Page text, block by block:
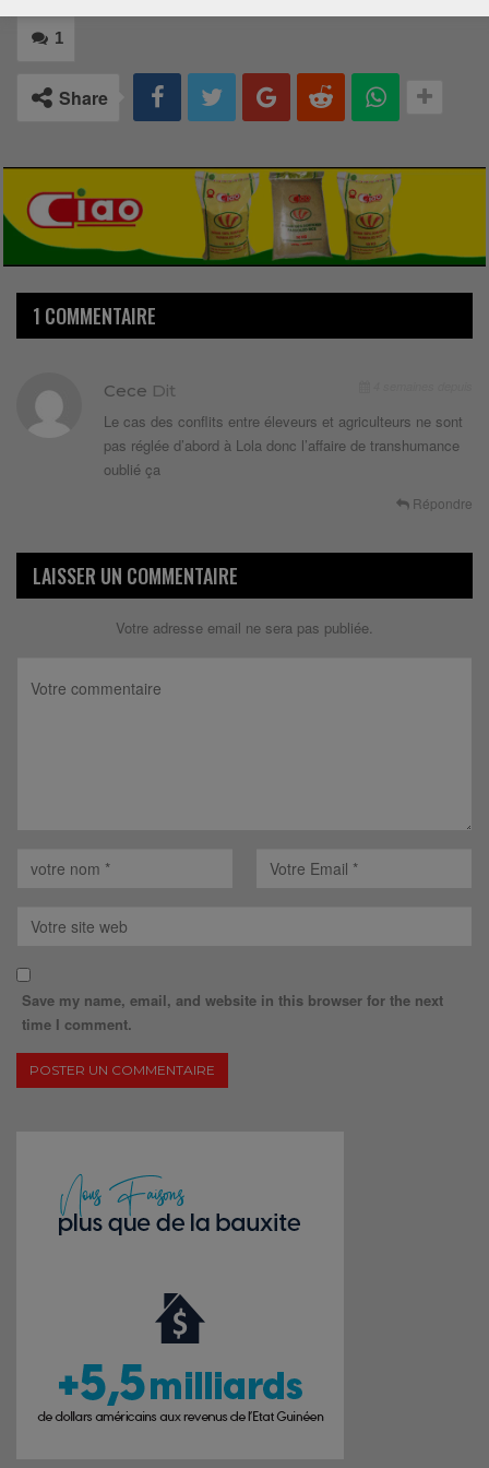
1
Share
1 COMMENTAIRE
Cece Dit
Le cas des conflits entre éleveurs et agriculteurs ne sont
pas réglée d’abord à Lola donc l’affaire de transhumance
oublié ça
Répondre
LAISSER UN COMMENTAIRE
Votre adresse email ne sera pas publiée.
Save my name, email, and website in this browser for the next
time I comment.